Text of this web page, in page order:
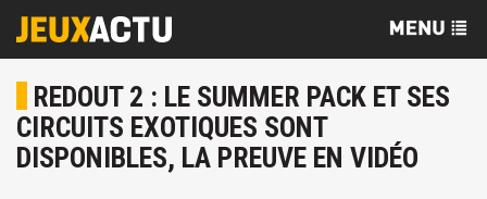
REDOUT 2 : LE SUMMER PACK ET SES
CIRCUITS EXOTIQUES SONT
DISPONIBLES, LA PREUVE EN VIDÉO